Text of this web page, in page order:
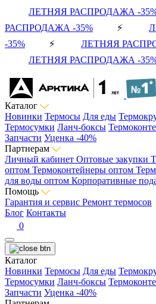
ЛЕТНЯЯ РАСПРОДАЖА -
РАСПРОДАЖА -35% ⚡
-35% ⚡ ЛЕТНЯЯ
ЛЕТНЯЯ РАСПРОДАЖА -
Каталог
Новинки Термосы Для еды
Термосумки Ланч-боксы
Запчасти Уценка -40%
Партнерам
Личный кабинет Оптовые закупки
оптом Термоконтейнеры оптом
для воды оптом Корпоративные
Помощь
Гарантия и сервис Ремонт термосов
Блог Контакты
0
Каталог
Новинки Термосы Для еды
Термосумки Ланч-боксы
Запчасти Уценка -40%